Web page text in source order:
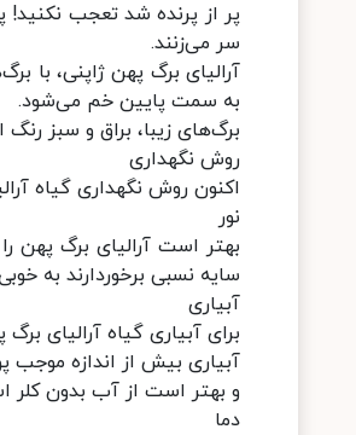
پر از پرنده شد تعجب نکنید!
سر می‌زنند.
به سمت پایین خم می‌شود.
برگ‌ها‌ی زیبا، براق و سبز
روش نگهداری
اکنون روش نگهداری گیاه
نور
بهتر است آرالیای برگ پهن
سایه نسبی برخوردارند به
آبیاری
برای آبیاری گیاه آرالیای
آبیاری بیش از اندازه
و بهتر است از آب بدون کلر
دما